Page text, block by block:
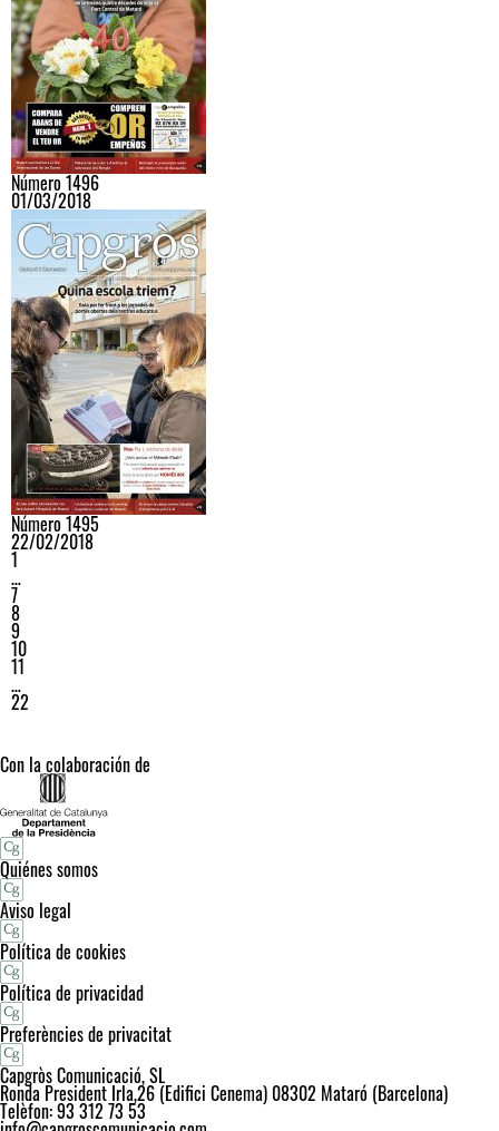
Número 1496
01/03/2018
Número 1495
22/02/2018
1
…
7
8
9
10
11
…
22
Con la colaboración de
Quiénes somos
Aviso legal
Política de cookies
Política de privacidad
Preferències de privacitat
Capgròs Comunicació, SL
Ronda President Irla,26 (Edifici Cenema) 08302 Mataró (Barcelona)
Telèfon: 93 312 73 53